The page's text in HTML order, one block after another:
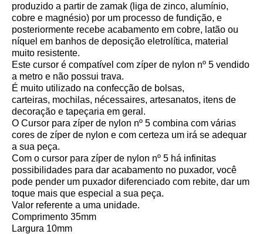
produzido a partir de zamak (liga de zinco, alumínio,
cobre e magnésio) por um processo de fundição, e
posteriormente recebe acabamento em cobre, latão ou
níquel em banhos de deposição eletrolítica, material
muito resistente.
Este cursor é compatível com zíper de nylon nº 5 vendido
a metro e não possui trava.
É muito utilizado na confecção de bolsas,
carteiras, mochilas, nécessaires, artesanatos, itens de
decoração e tapeçaria em geral.
O Cursor para zíper de nylon nº 5 combina com várias
cores de zíper de nylon e com certeza um irá se adequar
a sua peça.
Com o cursor para zíper de nylon nº 5 há infinitas
possibilidades para dar acabamento no puxador, você
pode pender um puxador diferenciado com rebite, dar um
toque mais que especial a sua peça.
Valor referente a uma unidade.
Comprimento 35mm
Largura 10mm